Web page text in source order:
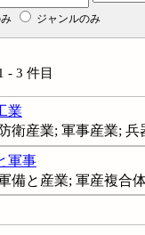
ジャンルのみ
- 3 件目
業
衛産業; 軍事産業; 兵
軍事
備と産業; 軍産複合